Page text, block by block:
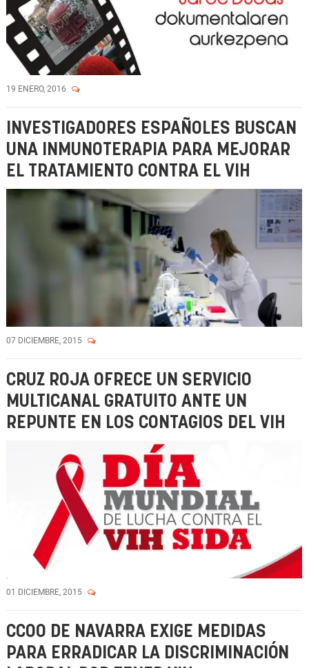
19 ENERO, 2016
INVESTIGADORES ESPAÑOLES BUSCAN
UNA INMUNOTERAPIA PARA MEJORAR
EL TRATAMIENTO CONTRA EL VIH
07 DICIEMBRE, 2015
CRUZ ROJA OFRECE UN SERVICIO
MULTICANAL GRATUITO ANTE UN
REPUNTE EN LOS CONTAGIOS DEL VIH
01 DICIEMBRE, 2015
CCOO DE NAVARRA EXIGE MEDIDAS
PARA ERRADICAR LA DISCRIMINACIÓN